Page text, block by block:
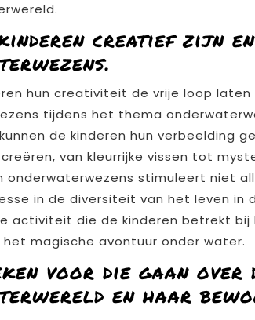
creatief zijn
hun creativiteit de vrije loop laten
tijdens het thema
de kinderen hun verbeelding
van kleurrijke vissen tot
onderwaterwezens stimuleert niet
in de diversiteit van het leven in
activiteit die de kinderen betrekt
magische avontuur onder water.
voor die gaan over
en haar